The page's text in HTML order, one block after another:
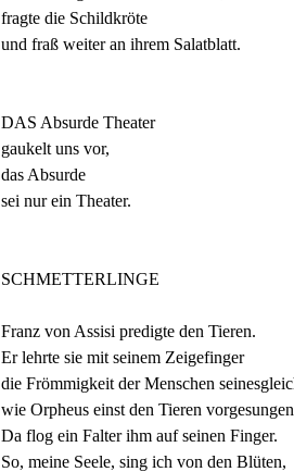
fragte die Schildkröte
und fraß weiter an ihrem Salatblatt.
DAS Absurde Theater
gaukelt uns vor,
das Absurde
sei nur ein Theater.
SCHMETTERLINGE
Franz von Assisi predigte den Tieren.
Er lehrte sie mit seinem Zeigefinger
die Frömmigkeit der Menschen
wie Orpheus einst den Tieren
Da flog ein Falter ihm auf seinen Finger.
So, meine Seele, sing ich von den Blüten,